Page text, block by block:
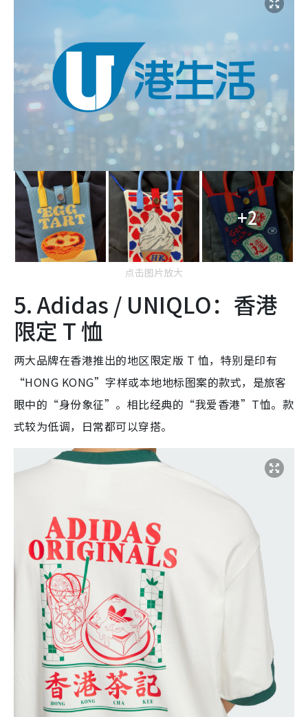
+2
点击图片放大
5. Adidas / UNIQLO：香港
限定 T 恤
两大品牌在香港推出的地区限定版 T 恤，特别是印有
“HONG KONG”字样或本地地标图案的款式，是旅客
眼中的“身份象征”。相比经典的“我爱香港”T恤。款
式较为低调，日常都可以穿搭。